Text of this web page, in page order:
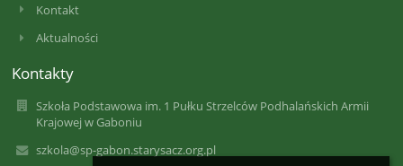
Kontakt
Aktualności
Kontakty
Szkoła Podstawowa im. 1 Pułku Strzelców Podhalańskich Armii
Krajowej w Gaboniu
szkola@sp-gabon.starysacz.org.pl